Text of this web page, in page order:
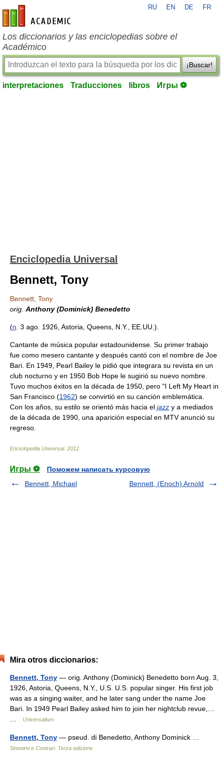
es-academic.com
RU EN DE FR
Los diccionarios y las enciclopedias sobre el
Académico
¡Buscar!
interpretaciones Traducciones libros Игры ⚽
Enciclopedia Universal
Bennett, Tony
Bennett, Tony
orig. Anthony (Dominick) Benedetto
(n . 3 ago. 1926, Astoria, Queens, N.Y., EE.UU.).
Cantante de música popular estadounidense. Su primer trabajo
fue como mesero cantante y después cantó con el nombre de Joe
Bari. En 1949, Pearl Bailey le pidió que integrara su revista en un
club nocturno y en 1950 Bob Hope le sugirió su nuevo nombre.
Tuvo muchos éxitos en la década de 1950, pero "I Left My Heart in
San Francisco (1962) se convirtió en su canción emblemática.
Con los años, su estilo se orientó más hacia el jazz y a mediados
de la década de 1990, una aparición especial en MTV anunció su
regreso.
Enciclopedia Universal. 2012
Игры ⚽
Поможем написать курсовую
Bennett, Michael
Bennett, (Enoch) Arnold
Mira otros diccionarios:
Bennett, Tony — orig. Anthony (Dominick) Benedetto born Aug. 3,
1926, Astoria, Queens, N.Y., U.S. U.S. popular singer. His first job
was as a singing waiter, and he later sang under the name Joe
Bari. In 1949 Pearl Bailey asked him to join her nightclub revue,…
Universalium
Bennett, Tony — pseud. di Benedetto, Anthony Dominick …
Sinonimi e Contrari. Terza edizione